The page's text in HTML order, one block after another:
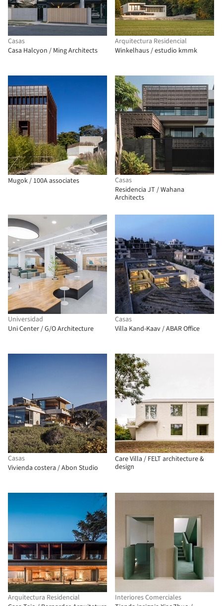
Casas
Casa Halcyon / Ming Architects
Arquitectura Residencial
Winkelhaus / estudio kmmk
Mugok / 100A associates
Casas
Residencia JT / Wahana
Architects
Universidad
Uni Center / G/O Architecture
Casas
Villa Kand-Kaav / ABAR Office
Casas
Vivienda costera / Abon Studio
Care Villa / FELT architecture &
design
Arquitectura Residencial
Interiores Comerciales